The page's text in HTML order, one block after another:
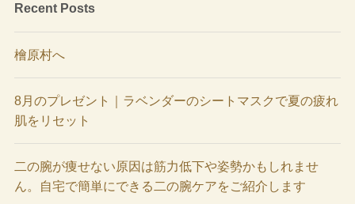
Recent Posts
檜原村へ
8月のプレゼント｜ラベンダーのシートマスクで夏の疲れ
肌をリセット
二の腕が痩せない原因は筋力低下や姿勢かもしれませ
ん。自宅で簡単にできる二の腕ケアをご紹介します